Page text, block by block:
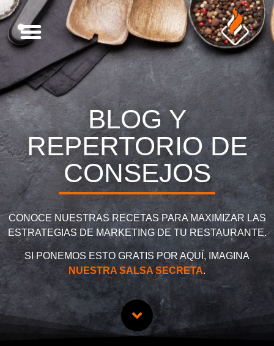
BLOG Y
REPERTORIO DE
CONSEJOS
CONOCE NUESTRAS RECETAS PARA MAXIMIZAR LAS
ESTRATEGIAS DE MARKETING DE TU RESTAURANTE.
SI PONEMOS ESTO GRATIS POR AQUÍ, IMAGINA
NUESTRA SALSA SECRETA.